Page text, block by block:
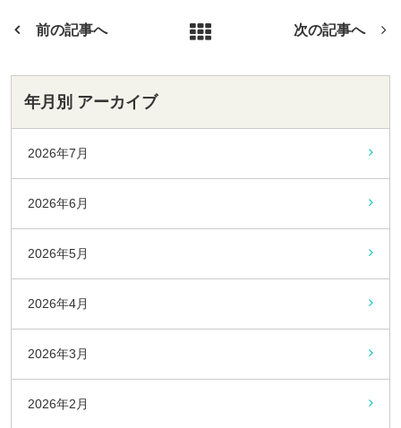
前の記事へ 次の記事へ
年月別 アーカイブ
2026年7月
2026年6月
2026年5月
2026年4月
2026年3月
2026年2月